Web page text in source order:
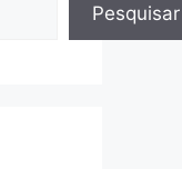
Pesquisar